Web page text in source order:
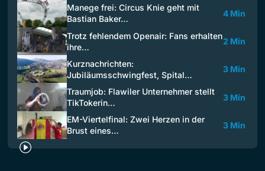
Manege frei: Circus Knie geht mit
Bastian Baker…
4 Min
Trotz fehlendem Openair: Fans erhalten
ihre…
2 Min
Kurznachrichten:
Jubiläumsschwingfest, Spital…
3 Min
Traumjob: Flawiler Unternehmer stellt
TikTokerin…
3 Min
EM-Viertelfinal: Zwei Herzen in der
Brust eines…
3 Min